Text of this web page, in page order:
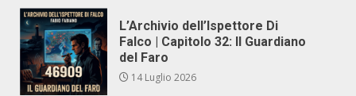
L’Archivio dell’Ispettore Di
Falco | Capitolo 32: Il Guardiano
del Faro
14 Luglio 2026